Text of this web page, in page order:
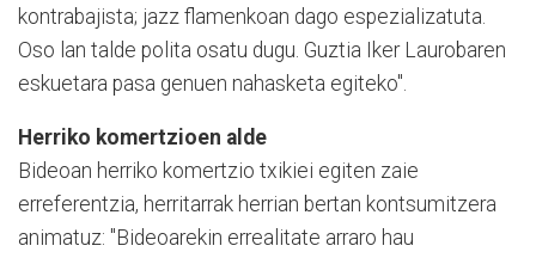
kontrabajista; jazz flamenkoan dago espezializatuta.
Oso lan talde polita osatu dugu. Guztia Iker Laurobaren
eskuetara pasa genuen nahasketa egiteko".
Herriko komertzioen alde
Bideoan herriko komertzio txikiei egiten zaie
erreferentzia, herritarrak herrian bertan kontsumitzera
animatuz: "Bideoarekin errealitate arraro hau